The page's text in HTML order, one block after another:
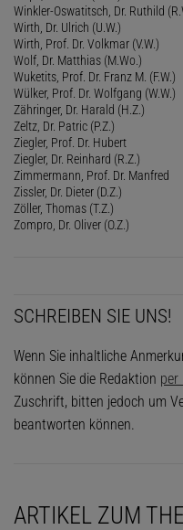
Winkler-Oswatitsch, Dr. Ruthild
Wirth, Dr. Ulrich (U.W.)
Wirth, Prof. Dr. Volkmar (V.W.)
Wolf, Dr. Matthias (M.Wo.)
Wuketits, Prof. Dr. Franz M. (F.W.)
Wülker, Prof. Dr. Wolfgang (W.W.)
Zähringer, Dr. Harald (H.Z.)
Zeltz, Dr. Patric (P.Z.)
Ziegler, Prof. Dr. Hubert
Ziegler, Dr. Reinhard (R.Z.)
Zimmermann, Prof. Dr. Manfred
Zissler, Dr. Dieter (D.Z.)
Zöller, Thomas (T.Z.)
Zompro, Dr. Oliver (O.Z.)
SCHREIBEN SIE UNS!
Wenn Sie inhaltliche
können Sie die Redaktion per
Zuschrift, bitten jedoch um
beantworten können.
ARTIKEL ZUM